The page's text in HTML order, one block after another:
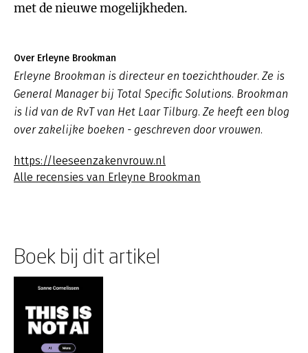
met de nieuwe mogelijkheden.
Over Erleyne Brookman
Erleyne Brookman is directeur en toezichthouder. Ze is
General Manager bij Total Specific Solutions. Brookman
is lid van de RvT van Het Laar Tilburg. Ze heeft een blog
over zakelijke boeken - geschreven door vrouwen.
https://leeseenzakenvrouw.nl
Alle recensies van Erleyne Brookman
Boek bij dit artikel